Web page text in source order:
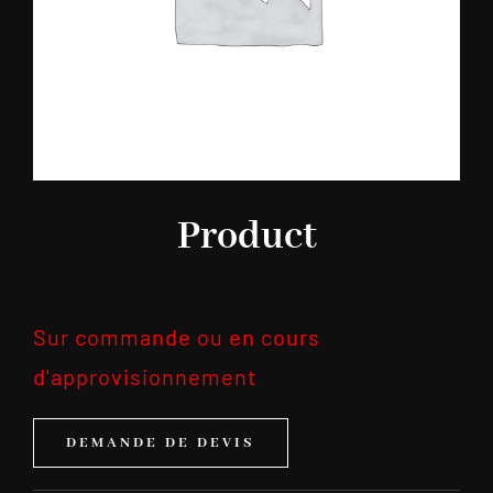
Product
Sur commande ou en cours
d'approvisionnement
DEMANDE DE DEVIS